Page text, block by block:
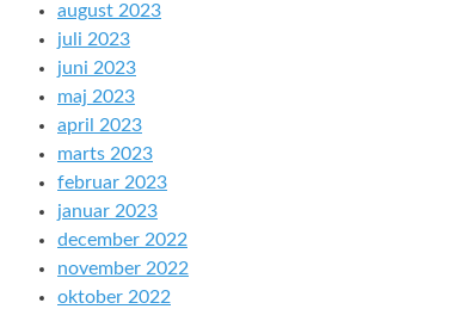
august 2023
juli 2023
juni 2023
maj 2023
april 2023
marts 2023
februar 2023
januar 2023
december 2022
november 2022
oktober 2022